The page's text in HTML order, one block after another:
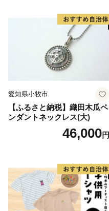
愛知県小牧市
【ふるさと納税】織田木瓜ペ
ンダントネックレス(大)
46,000円